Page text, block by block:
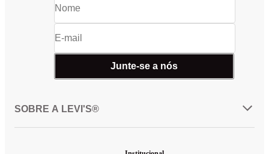
Junte-se a nós
SOBRE A LEVI'S®